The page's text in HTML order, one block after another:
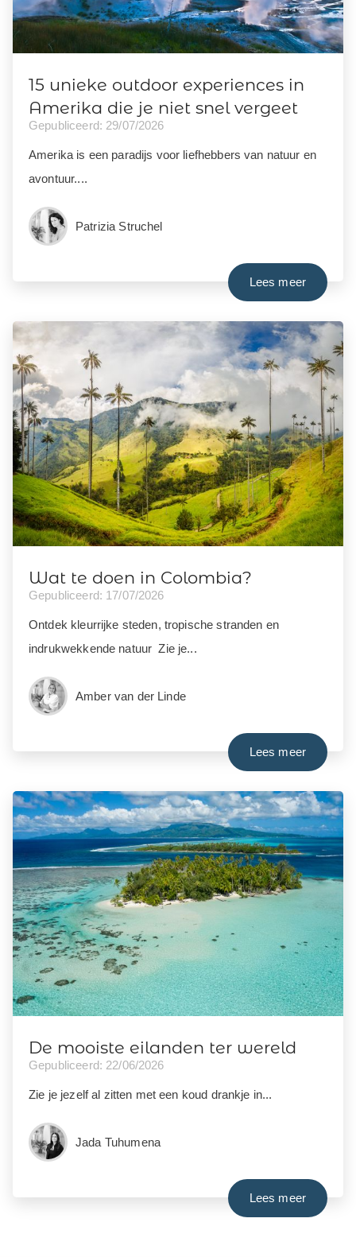
15 unieke outdoor experiences in
Amerika die je niet snel vergeet
Gepubliceerd: 29/07/2026
Amerika is een paradijs voor liefhebbers van natuur en
avontuur....
Patrizia Struchel
Lees meer
Wat te doen in Colombia?
Gepubliceerd: 17/07/2026
Ontdek kleurrijke steden, tropische stranden en
indrukwekkende natuur Zie je...
Amber van der Linde
Lees meer
De mooiste eilanden ter wereld
Gepubliceerd: 22/06/2026
Zie je jezelf al zitten met een koud drankje in...
Jada Tuhumena
Lees meer